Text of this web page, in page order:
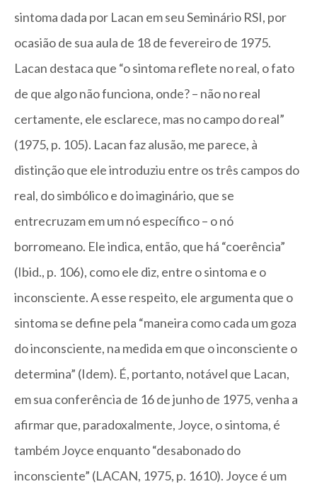
sintoma dada por Lacan em seu Seminário RSI, por
ocasião de sua aula de 18 de fevereiro de 1975.
Lacan destaca que “o sintoma reflete no real, o fato
de que algo não funciona, onde? – não no real
certamente, ele esclarece, mas no campo do real”
(1975, p. 105). Lacan faz alusão, me parece, à
distinção que ele introduziu entre os três campos do
real, do simbólico e do imaginário, que se
entrecruzam em um nó específico – o nó
borromeano. Ele indica, então, que há “coerência”
(Ibid., p. 106), como ele diz, entre o sintoma e o
inconsciente. A esse respeito, ele argumenta que o
sintoma se define pela “maneira como cada um goza
do inconsciente, na medida em que o inconsciente o
determina” (Idem). É, portanto, notável que Lacan,
em sua conferência de 16 de junho de 1975, venha a
afirmar que, paradoxalmente, Joyce, o sintoma, é
também Joyce enquanto “desabonado do
inconsciente” (LACAN, 1975, p. 1610). Joyce é um